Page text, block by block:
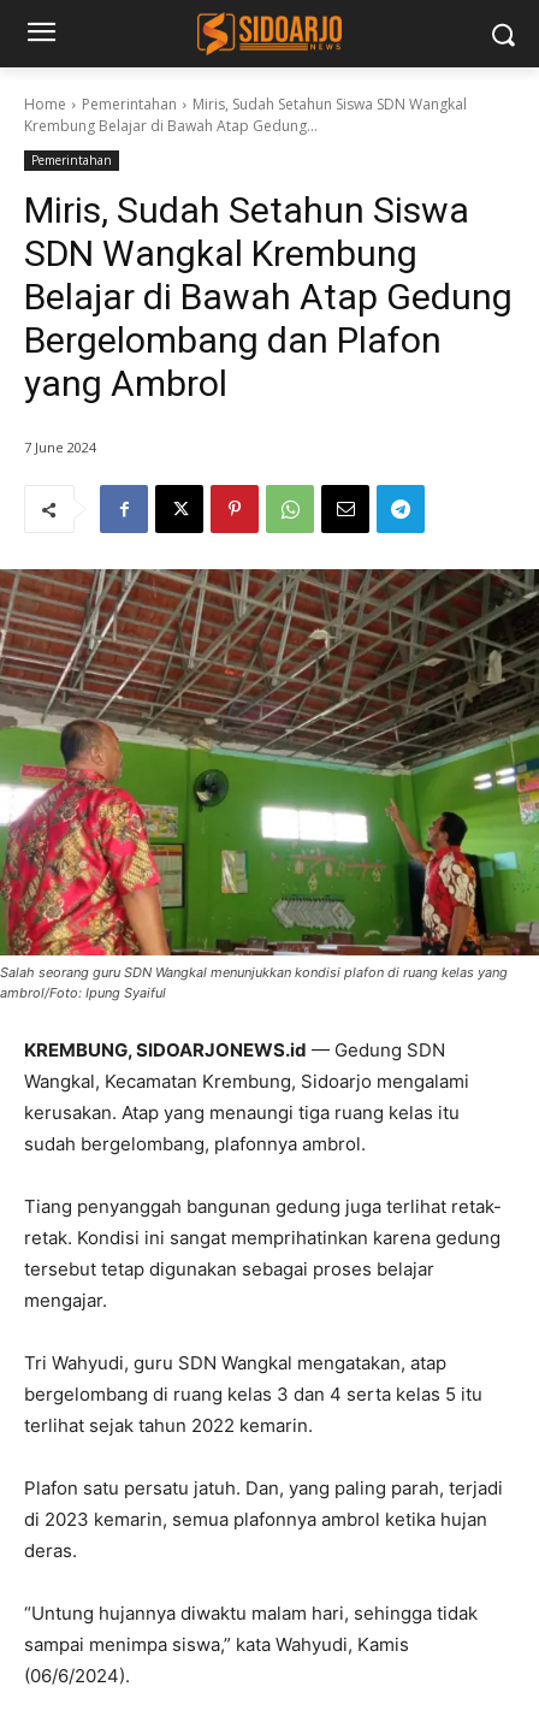
Home Pemerintahan
Miris, Sudah Setahun Siswa SDN Wangkal
Krembung Belajar di Bawah Atap Gedung...
Pemerintahan
Miris, Sudah Setahun Siswa
SDN Wangkal Krembung
Belajar di Bawah Atap Gedung
Bergelombang dan Plafon
yang Ambrol
7 June 2024
Salah seorang guru SDN Wangkal menunjukkan kondisi plafon di ruang kelas yang
ambrol/Foto: Ipung Syaiful
KREMBUNG, SIDOARJONEWS.id — Gedung SDN
Wangkal, Kecamatan Krembung, Sidoarjo mengalami
kerusakan. Atap yang menaungi tiga ruang kelas itu
sudah bergelombang, plafonnya ambrol.
Tiang penyanggah bangunan gedung juga terlihat retak-
retak. Kondisi ini sangat memprihatinkan karena gedung
tersebut tetap digunakan sebagai proses belajar
mengajar.
Tri Wahyudi, guru SDN Wangkal mengatakan, atap
bergelombang di ruang kelas 3 dan 4 serta kelas 5 itu
terlihat sejak tahun 2022 kemarin.
Plafon satu persatu jatuh. Dan, yang paling parah, terjadi
di 2023 kemarin, semua plafonnya ambrol ketika hujan
deras.
“Untung hujannya diwaktu malam hari, sehingga tidak
sampai menimpa siswa,” kata Wahyudi, Kamis
(06/6/2024).